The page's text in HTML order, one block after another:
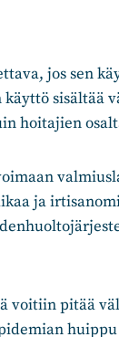
jos sen
sisältää
hoitajien
ja
voitiin pitää